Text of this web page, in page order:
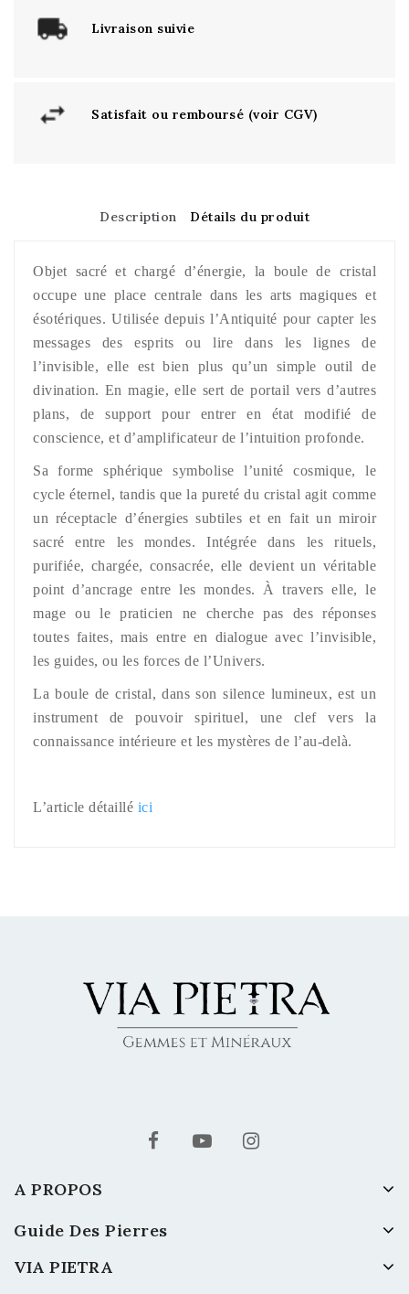
Livraison suivie
Satisfait ou remboursé (voir CGV)
Description Détails du produit
Objet sacré et chargé d’énergie, la boule de cristal
occupe une place centrale dans les arts magiques et
ésotériques. Utilisée depuis l’Antiquité pour capter les
messages des esprits ou lire dans les lignes de
l’invisible, elle est bien plus qu’un simple outil de
divination. En magie, elle sert de portail vers d’autres
plans, de support pour entrer en état modifié de
conscience, et d’amplificateur de l’intuition profonde.
Sa forme sphérique symbolise l’unité cosmique, le
cycle éternel, tandis que la pureté du cristal agit comme
un réceptacle d’énergies subtiles et en fait un miroir
sacré entre les mondes. Intégrée dans les rituels,
purifiée, chargée, consacrée, elle devient un véritable
point d’ancrage entre les mondes. À travers elle, le
mage ou le praticien ne cherche pas des réponses
toutes faites, mais entre en dialogue avec l’invisible,
les guides, ou les forces de l’Univers.
La boule de cristal, dans son silence lumineux, est un
instrument de pouvoir spirituel, une clef vers la
connaissance intérieure et les mystères de l’au-delà.
L’article détaillé ici
A PROPOS
Guide Des Pierres
VIA PIETRA